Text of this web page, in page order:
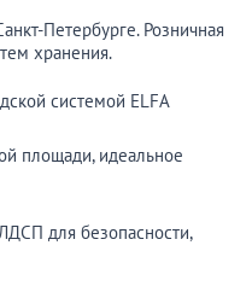
Петербурге. Розничная
хранения.
системой ELFA
площади, идеальное
для безопасности,